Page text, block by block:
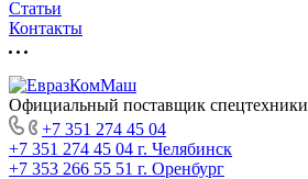
Статьи
Контакты
Официальный поставщик спецтехники
+7 351 274 45 04
+7 351 274 45 04 г. Челябинск
+7 353 266 55 51 г. Оренбург